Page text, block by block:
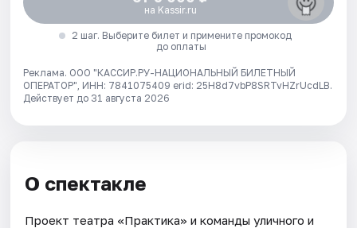
на Kassir.ru
2 шаг. Выберите билет и примените промокод
до оплаты
Реклама. ООО "КАССИР.РУ-НАЦИОНАЛЬНЫЙ БИЛЕТНЫЙ
ОПЕРАТОР", ИНН: 7841075409 erid: 25H8d7vbP8SRTvHZrUcdLB.
Действует до 31 августа 2026
О спектакле
Проект театра «Практика» и команды уличного и